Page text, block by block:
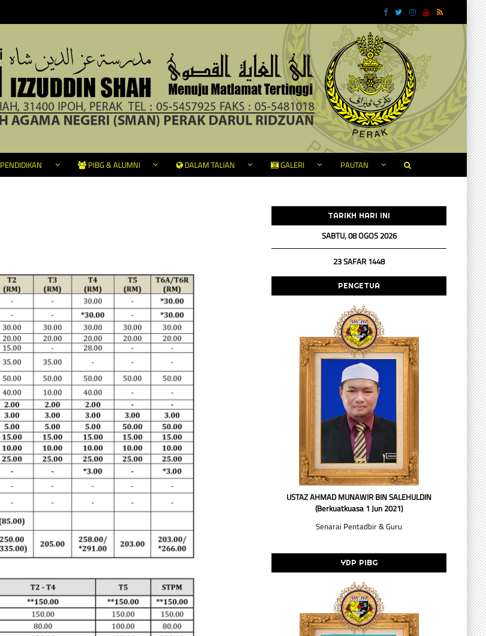
PENDIDIKAN PIBG & ALUMNI DALAM TALIAN GALERI PAUTAN
TARIKH HARI INI
SABTU, 08 OGOS 2026
23 SAFAR 1448
PENGETUA
USTAZ AHMAD MUNAWIR BIN SALEHULDIN
(Berkuatkuasa 1 Jun 2021)
Senarai Pentadbir & Guru
YDP PIBG